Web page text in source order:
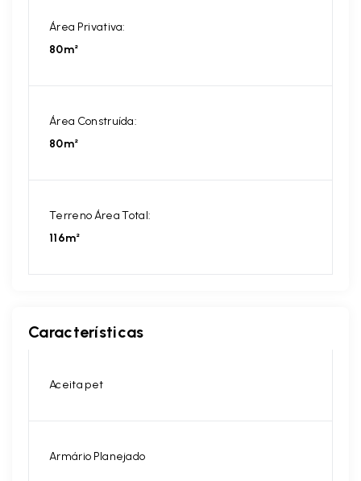
Área Privativa:
80m²
Área Construída:
80m²
Terreno Área Total:
116m²
Características
Aceita pet
Armário Planejado